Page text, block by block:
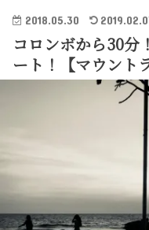
2018.05.30
コロンボから30分
ート！【マウント